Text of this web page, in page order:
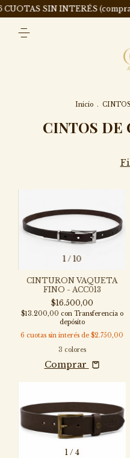
SIN INTERÉS (compras
Inicio .
CINTOS DE
1/ 10
CINTURON VAQUETA
FINO - ACC013
$16.500,00
$13.200,00 con Transferencia o
depósito
6 cuotas sin interés de $2.750,00
3 colores
Comprar
1 / 4